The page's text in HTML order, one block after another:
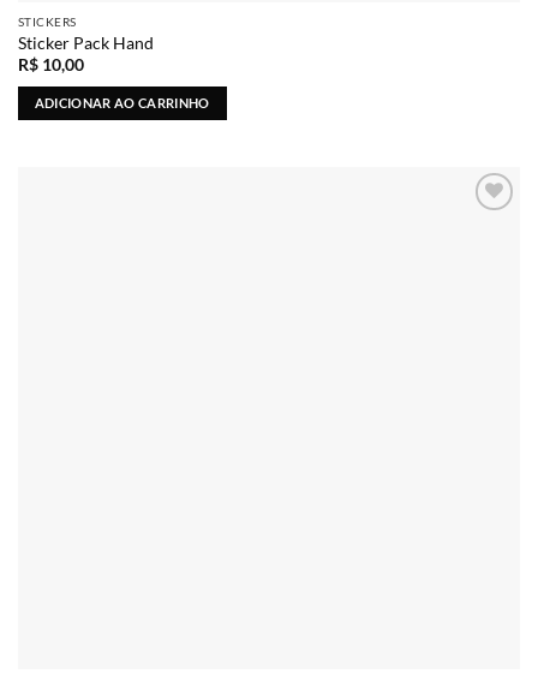
STICKERS
Sticker Pack Hand
R$10,00
ADICIONAR AO CARRINHO